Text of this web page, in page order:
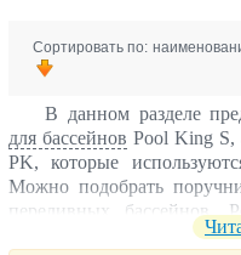
Сортировать по:
В данном разделе
для бассейнов Pool King
PK, которые
Можно подобрать
переливных бассейнов.
бассейнах с плавающим